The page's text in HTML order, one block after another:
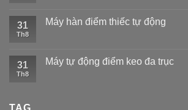
31
Th8
Máy hàn điểm thiếc tự động
31
Th8
Máy tự động điểm keo đa trục
TAG